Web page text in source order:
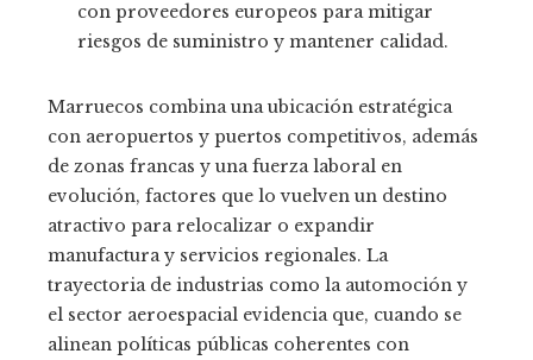
con proveedores europeos para mitigar
riesgos de suministro y mantener calidad.
Marruecos combina una ubicación estratégica
con aeropuertos y puertos competitivos, además
de zonas francas y una fuerza laboral en
evolución, factores que lo vuelven un destino
atractivo para relocalizar o expandir
manufactura y servicios regionales. La
trayectoria de industrias como la automoción y
el sector aeroespacial evidencia que, cuando se
alinean políticas públicas coherentes con